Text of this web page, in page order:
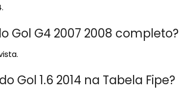
Gol G4 2007 2008 completo?
Gol 1.6 2014 na Tabela Fipe?